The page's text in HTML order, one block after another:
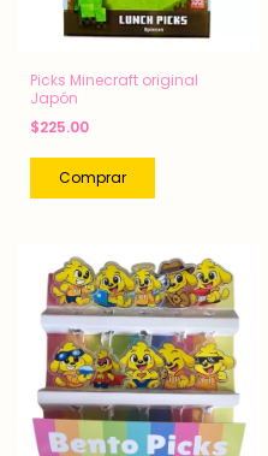
Picks Minecraft original
Japón
$225.00